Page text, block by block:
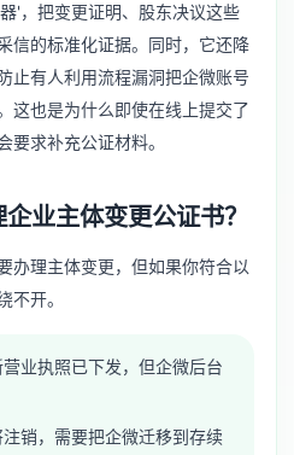
'，把变更证明、股东决议这些
信的标准化证据。同时，它还降
止有人利用流程漏洞把企微账号
这也是为什么即使在线上提交了
要求补充公证材料。
业主体变更公证书？
办理主体变更，但如果你符合以
不开。
业执照已下发，但企微后台
销，需要把企微迁移到存续